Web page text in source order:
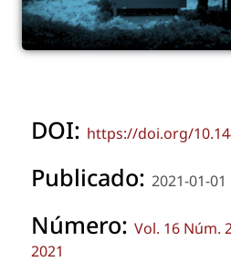
DOI: https://doi.org/
Publicado: 2021-01-01
Número: Vol. 16 Núm.
2021